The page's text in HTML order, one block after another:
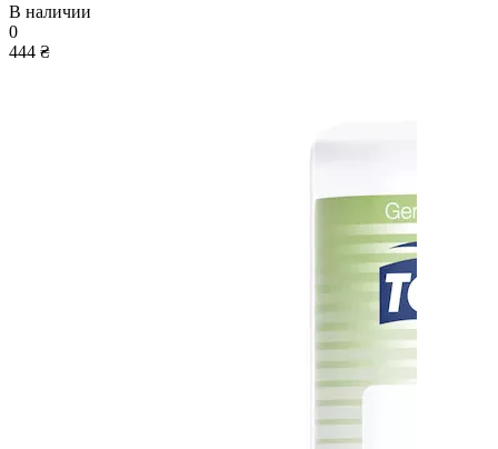
В наличии
0
444 ₴